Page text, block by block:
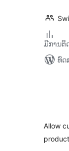
ມີການຕິ
ທົດ
Allow